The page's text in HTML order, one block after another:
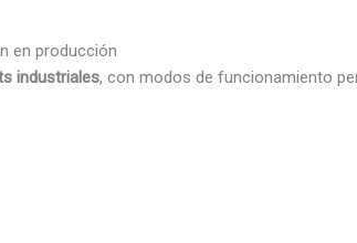
en producción
industriales, con modos de funcionamiento